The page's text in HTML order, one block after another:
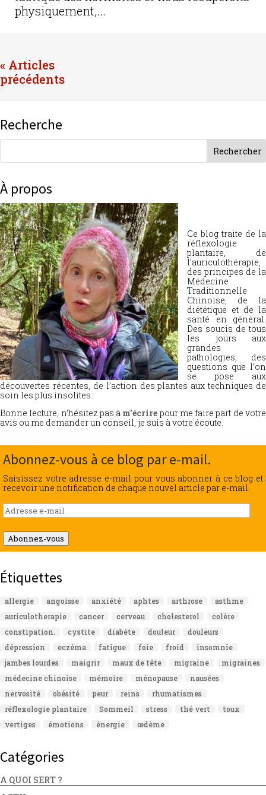
physiquement,...
« Entrées précédentes
Recherche
À propos
Ce blog traite de la
réflexologie
plantaire, de
l’auriculothérapie,
des principes de la
Médecine
Traditionnelle
Chinoise, de la
diététique et de la
santé en général.
Des soucis de tous
les jours aux
grandes
pathologies, des
questions que l’on
se pose aux
découvertes récentes, de l’action des plantes aux techniques de
soin les plus insolites.
Bonne lecture, n’hésitez pas à m’écrire pour me faire part de votre
avis ou me demander un conseil, je suis à votre écoute.
Abonnez-vous à ce blog par e-mail.
Saisissez votre adresse e-mail pour vous abonner à ce blog et
recevoir une notification de chaque nouvel article par e-mail.
Adresse
e-
mail
Abonnez-vous
Étiquettes
allergie angoisse anxiété aphtes arthrose
asthme
auriculotherapie
cancer cerveau cholesterol
colère
constipation.
cystite diabète douleur
douleurs
dépression
eczéma fatigue foie froid
insomnie
jambes lourdes
maigrir maux de tête migraine
migraines
médecine chinoise
mémoire ménopause
nausées
nervosité
obésité peur reins
rhumatismes
réflexologie plantaire
Sommeil stress thé vert
toux
vertiges
émotions énergie œdème
Catégories
A QUOI SERT ?